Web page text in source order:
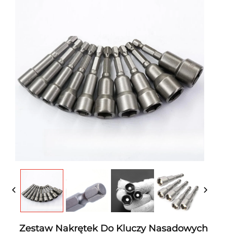
Zestaw Nakrętek Do Kluczy Nasadowych